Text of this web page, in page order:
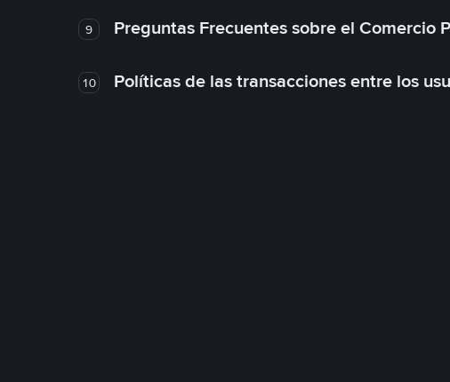
9 Preguntas Frecuentes sobre el Comercio
10 Políticas de las transacciones entre los